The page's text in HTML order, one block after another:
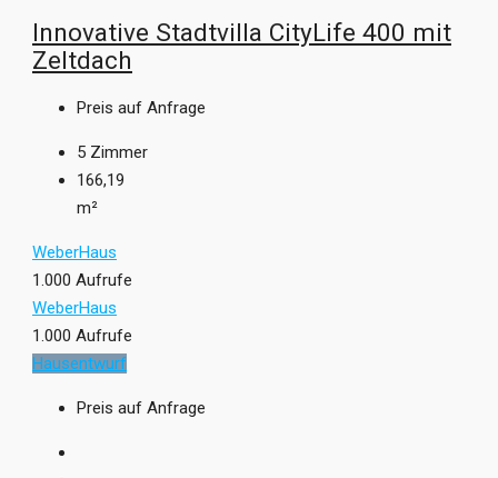
Innovative Stadtvilla CityLife 400 mit
Zeltdach
Preis auf Anfrage
5 Zimmer
166,19
m²
WeberHaus
1.000 Aufrufe
WeberHaus
1.000 Aufrufe
Hausentwurf
Preis auf Anfrage